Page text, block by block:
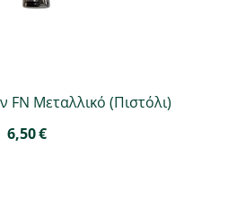
FN Μεταλλικό (Πιστόλι)
6,50€